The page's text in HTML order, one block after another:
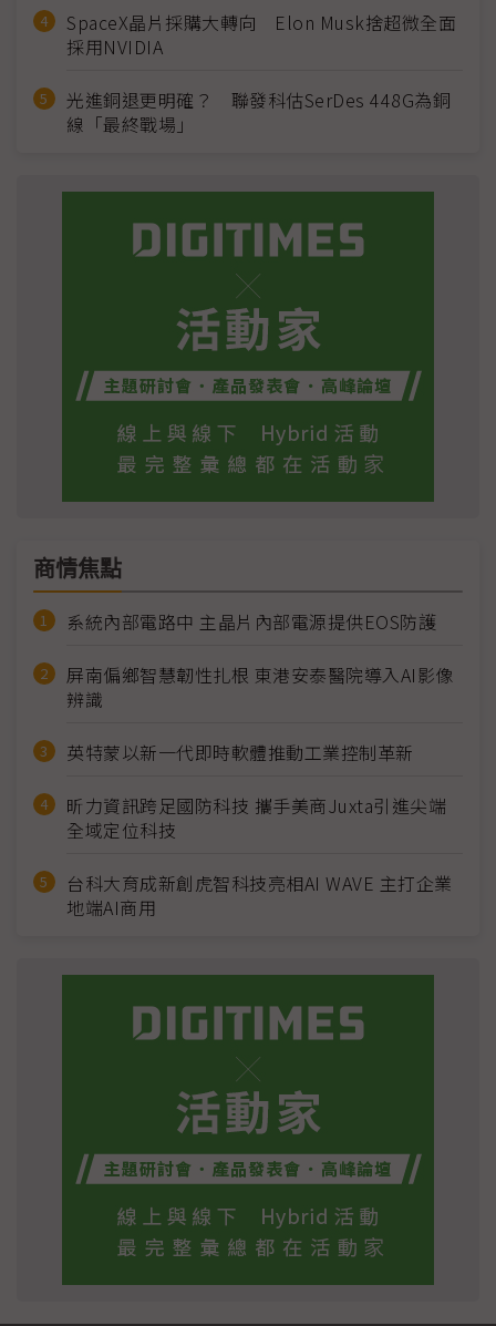
SpaceX晶片採購大轉向 Elon Musk捨超微全面
採用NVIDIA
光進銅退更明確？ 聯發科估SerDes 448G為銅
線「最終戰場」
商情焦點
系統內部電路中 主晶片內部電源提供EOS防護
屏南偏鄉智慧韌性扎根 東港安泰醫院導入AI影像
辨識
英特蒙以新一代即時軟體推動工業控制革新
昕力資訊跨足國防科技 攜手美商Juxta引進尖端
全域定位科技
台科大育成新創虎智科技亮相AI WAVE 主打企業
地端AI商用